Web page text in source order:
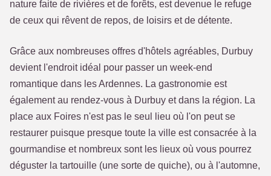
nature faite de rivières et de forêts, est devenue le refuge
de ceux qui rêvent de repos, de loisirs et de détente.
Grâce aux nombreuses offres d'hôtels agréables, Durbuy
devient l'endroit idéal pour passer un week-end
romantique dans les Ardennes. La gastronomie est
également au rendez-vous à Durbuy et dans la région. La
place aux Foires n'est pas le seul lieu où l'on peut se
restaurer puisque presque toute la ville est consacrée à la
gourmandise et nombreux sont les lieux où vous pourrez
déguster la tartouille (une sorte de quiche), ou à l'automne,